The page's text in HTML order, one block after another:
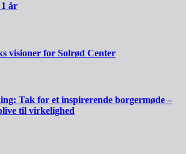
år
visioner for Solrød Center
Tak for et inspirerende borgermøde –
til virkelighed